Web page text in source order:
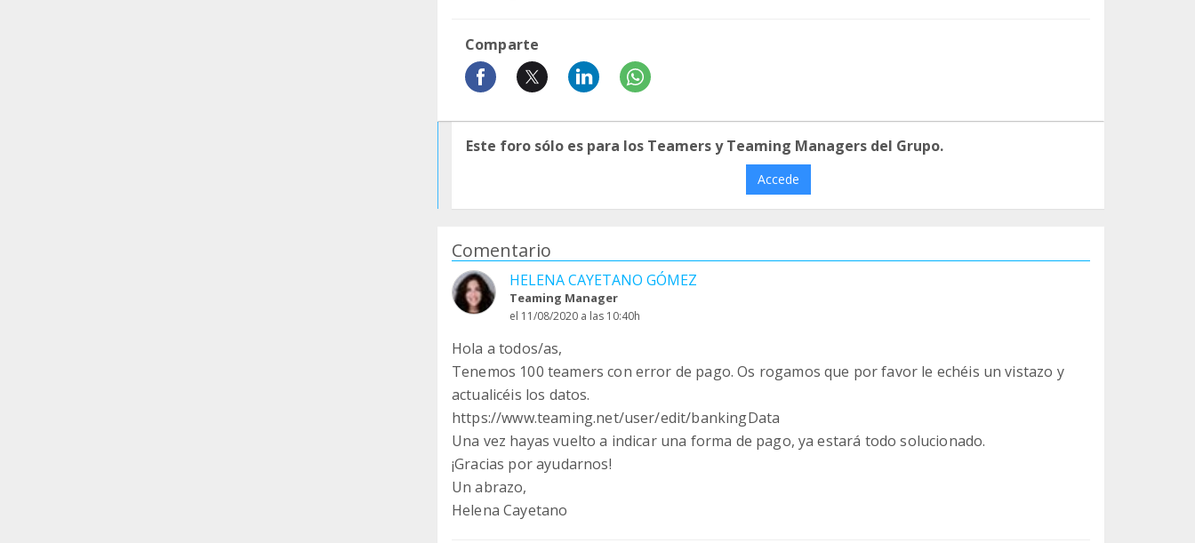
Comparte
Este foro sólo es para los Teamers y Teaming Managers del Grupo.
Accede
Comentario
HELENA CAYETANO GÓMEZ
Teaming Manager
el 11/08/2020 a las 10:40h
Hola a todos/as,
Tenemos 100 teamers con error de pago. Os rogamos que por favor le echéis un vistazo y
actualicéis los datos.
https://www.teaming.net/user/edit/bankingData
Una vez hayas vuelto a indicar una forma de pago, ya estará todo solucionado.
¡Gracias por ayudarnos!
Un abrazo,
Helena Cayetano